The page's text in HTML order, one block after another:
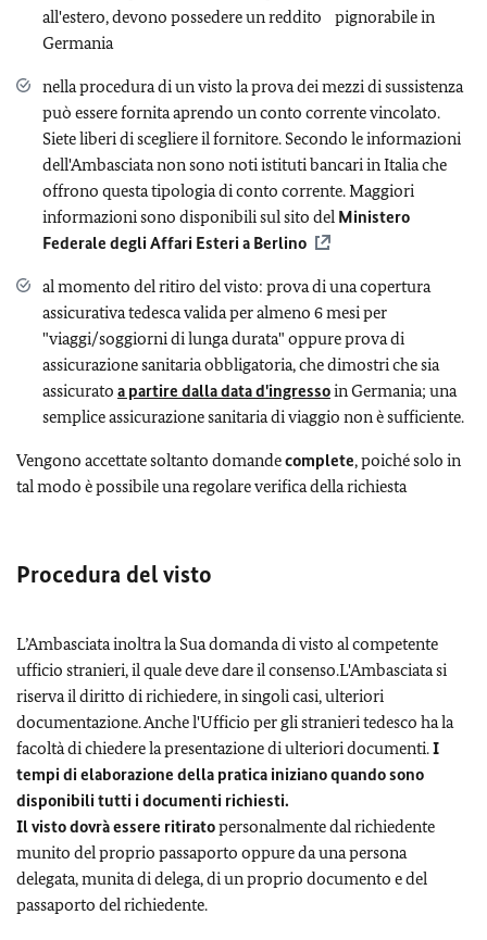
all'estero, devono possedere un reddito pignorabile in
Germania
nella procedura di un visto la prova dei mezzi di sussistenza
può essere fornita aprendo un conto corrente vincolato.
Siete liberi di scegliere il fornitore. Secondo le informazioni
dell'Ambasciata non sono noti istituti bancari in Italia che
offrono questa tipologia di conto corrente. Maggiori
informazioni sono disponibili sul sito del Ministero
Federale degli Affari Esteri a Berlino
al momento del ritiro del visto: prova di una copertura
assicurativa tedesca valida per almeno 6 mesi per
"viaggi/soggiorni di lunga durata" oppure prova di
assicurazione sanitaria obbligatoria, che dimostri che sia
assicurato a partire dalla data d'ingressoin Germania; una
semplice assicurazione sanitaria di viaggio non è sufficiente.
Vengono accettate soltanto domandecomplete, poiché solo in
tal modo è possibile una regolare verifica della richiesta
Procedura del visto
L’Ambasciata inoltra la Sua domanda di visto al competente
ufficio stranieri, il quale deve dare il consenso.L'Ambasciata si
riserva il diritto di richiedere, in singoli casi, ulteriori
documentazione. Anche l'Ufficio per gli stranieri tedesco ha la
facoltà di chiedere la presentazione di ulteriori documenti.I
tempi di elaborazione della pratica iniziano quando sono
disponibili tutti i documenti richiesti.
Il visto dovrà essere ritiratopersonalmente dal richiedente
munito del proprio passaporto oppure da una persona
delegata, munita di delega, di un proprio documento e del
passaporto del richiedente.